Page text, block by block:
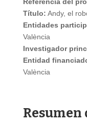
Referencia del
Título: Andy, el
Entidades
València
Investigador
Entidad
València
Resumen